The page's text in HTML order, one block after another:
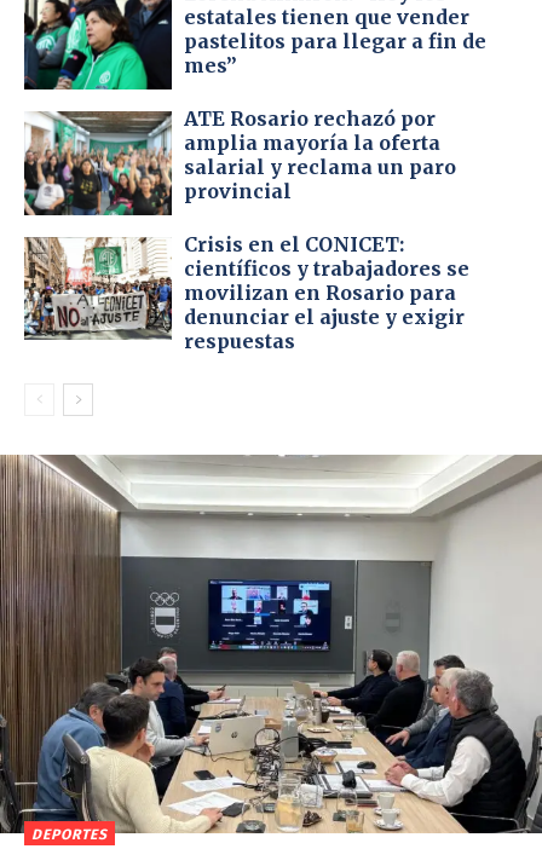
estatales tienen que vender
pastelitos para llegar a fin de
mes”
ATE Rosario rechazó por
amplia mayoría la oferta
salarial y reclama un paro
provincial
Crisis en el CONICET:
científicos y trabajadores se
movilizan en Rosario para
denunciar el ajuste y exigir
respuestas
DEPORTES